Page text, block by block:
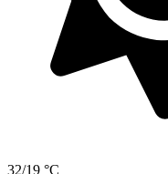
32/19 °C